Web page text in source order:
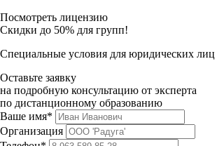
Посмотреть лицензию
Скидки до 50% для групп!
Специальные условия для юридических лиц
Оставьте заявку
на подробную консультацию от эксперта
по дистанционному образованию
Ваше имя*
Организация